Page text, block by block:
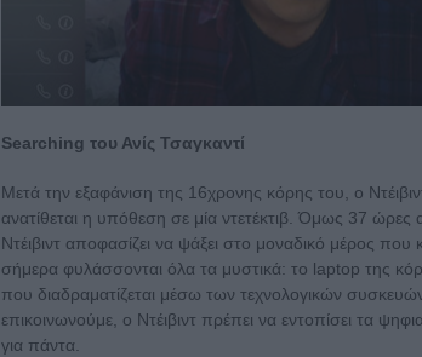
Searching του Ανίς Τσαγκαντί
Μετά την εξαφάνιση της 16χρονης κόρης του, o
ανατίθεται η υπόθεση σε μία ντετέκτιβ. Όμως 37 ώρες
Ντέιβιντ αποφασίζει να ψάξει στο μοναδικό μέρος που
σήμερα φυλάσσονται όλα τα μυστικά: το laptop της
που διαδραματίζεται μέσω των τεχνολογικών
επικοινωνούμε, ο Ντέιβιντ πρέπει να εντοπίσει τα
για πάντα.